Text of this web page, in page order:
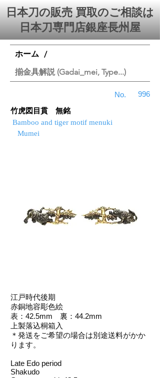
日本刀の販売 買取のご相談は
日本刀専門店銀座⻑州屋
ホーム /
揃金具解説 (Gadai_mei, Type...)
No. 996
竹虎図目貫 無銘
Bamboo and tiger motif menuki
Mumei
江戸時代後期
赤銅地容彫色絵
表：42.5mm 裏：44.2mm
上製落込桐箱入
＊発送をご希望の場合は別途送料がかか
ります。
Late Edo period
Shakudo